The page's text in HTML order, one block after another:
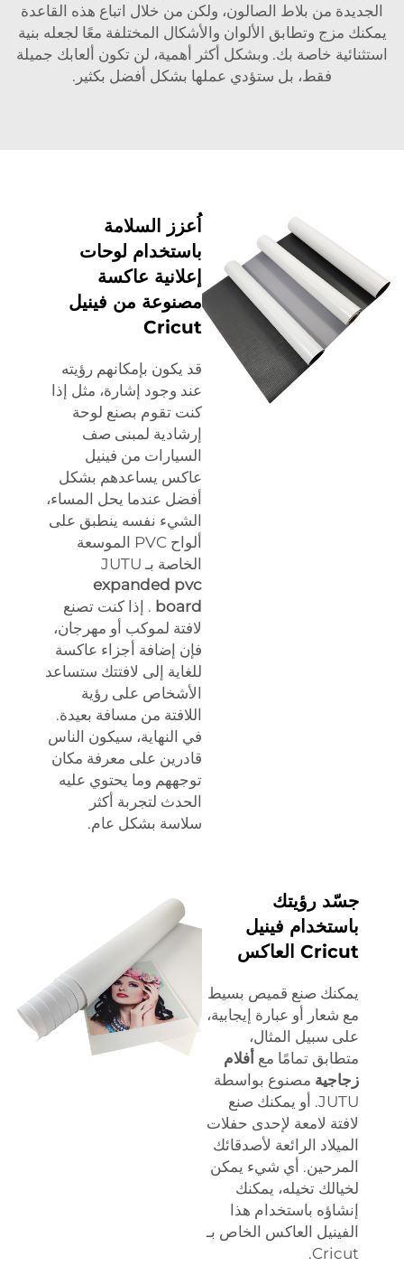
الجديدة من بلاط الصالون، ولكن من خلال اتباع هذه القاعدة
يمكنك مزج وتطابق الألوان والأشكال المختلفة معًا لجعله بنية
استثنائية خاصة بك. وبشكل أكثر أهمية، لن تكون ألعابك جميلة
فقط، بل ستؤدي عملها بشكل أفضل بكثير.
اُعزز السلامة
باستخدام لوحات
إعلانية عاكسة
مصنوعة من فينيل
Cricut
قد يكون بإمكانهم رؤيته
عند وجود إشارة، مثل إذا
كنت تقوم بصنع لوحة
إرشادية لمبنى صف
السيارات من فينيل
عاكس يساعدهم بشكل
أفضل عندما يحل المساء،
الشيء نفسه ينطبق على
ألواح PVC الموسعة
الخاصة بـ JUTU
expanded pvc
board . إذا كنت تصنع
لافتة لموكب أو مهرجان،
فإن إضافة أجزاء عاكسة
للغاية إلى لافتتك ستساعد
الأشخاص على رؤية
اللافتة من مسافة بعيدة.
في النهاية، سيكون الناس
قادرين على معرفة مكان
توجههم وما يحتوي عليه
الحدث لتجربة أكثر
سلاسة بشكل عام.
جسّد رؤيتك
باستخدام فينيل
Cricut العاكس
يمكنك صنع قميص بسيط
مع شعار أو عبارة إيجابية،
على سبيل المثال،
متطابق تمامًا مع أفلام
زجاجية مصنوع بواسطة
JUTU. أو يمكنك صنع
لافتة لامعة لإحدى حفلات
الميلاد الرائعة لأصدقائك
المرحين. أي شيء يمكن
لخيالك تخيله، يمكنك
إنشاؤه باستخدام هذا
الفينيل العاكس الخاص بـ
Cricut.